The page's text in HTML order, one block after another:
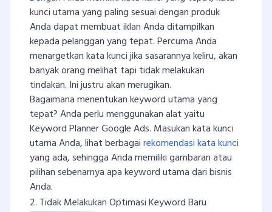
kunci utama yang paling sesuai dengan produk
Anda dapat membuat iklan Anda ditampilkan
kepada pelanggan yang tepat. Percuma Anda
menargetkan kata kunci jika sasarannya keliru, akan
banyak orang melihat tapi tidak melakukan
tindakan. Ini justru akan merugikan.
Bagaimana menentukan keyword utama yang
tepat? Anda perlu menggunakan alat yaitu
Keyword Planner Google Ads. Masukan kata kunci
utama Anda, lihat berbagairekomendasi kata kunci
yang ada, sehingga Anda memiliki gambaran atau
pilihan sebenarnya apa keyword utama dari bisnis
Anda.
2. Tidak Melakukan Optimasi Keyword Baru